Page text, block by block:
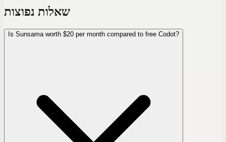
שאלות נפוצות
Is Sunsama worth $20 per month compared to free Codot?